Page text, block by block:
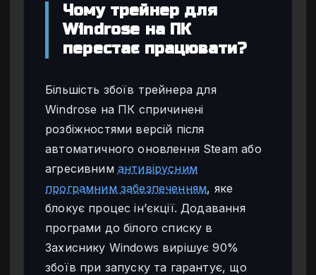
Чому трейнер для
Windrose на ПК
перестає працювати?
Більшість збоїв трейнера для
Windrose на ПК спричинені
розбіжностями версій після
автоматичного оновлення Steam або
агресивним антивірусним
програмним забезпеченням, яке
блокує процес ін’єкції. Додавання
програми до білого списку в
Захиснику Windows вирішує 90%
збоїв при запуску та гарантує, що